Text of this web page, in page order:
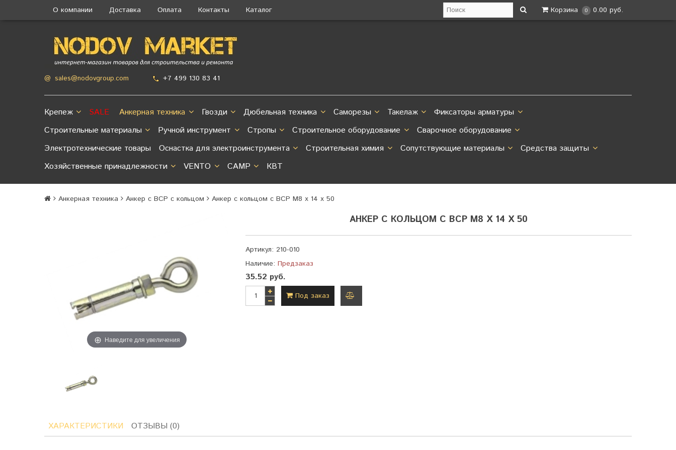
О компании Доставка Оплата Контакты Каталог Корзина 0 0.00 руб.
@ sales@nodovgroup.com +7 499 130 83 41
Крепеж SALE Анкерная техника Гвозди Дюбельная техника Саморезы Такелаж
Фиксаторы арматуры
Строительные материалы
Ручной инструмент Стропы Строительное оборудование
Сварочное оборудование
Электротехнические товары
Оснастка для электроинструмента Строительная химия Сопутствующие материалы
Средства защиты
Хозяйственные принадлежности
VENTO CAMP КВТ
Анкерная техника Анкер с ВСР с кольцом Анкер с кольцом с ВСР М8 х 14 х 50
Наведите для увеличения
АНКЕР С КОЛЬЦОМ С ВСР М8 Х 14 Х 50
Артикул: 210-010
Наличие: Предзаказ
35.52 руб.
Под заказ
ХАРАКТЕРИСТИКИ ОТЗЫВЫ (0)